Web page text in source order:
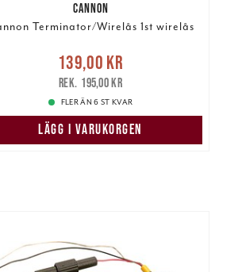
CANNON
Terminator/Wirelås 1st wirelås
Nuvarande pris
Tidigare pris
139,00 kr
195,00 kr
FLER ÄN 6 ST KVAR
LÄGG I VARUKORGEN